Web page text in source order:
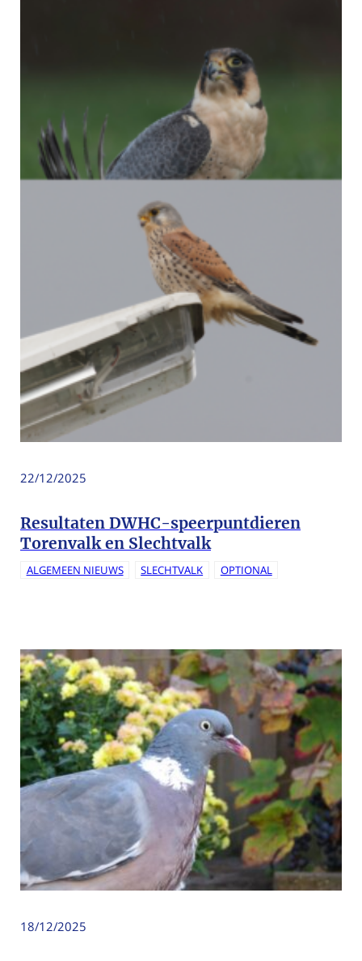
22/12/2025
Resultaten DWHC-speerpuntdieren
Torenvalk en Slechtvalk
ALGEMEEN NIEUWS SLECHTVALK OPTIONAL
18/12/2025